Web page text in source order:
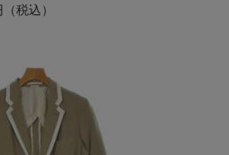
税込）